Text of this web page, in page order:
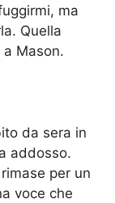
ma
Quella
Mason.
da sera in
addosso.
per un
voce che